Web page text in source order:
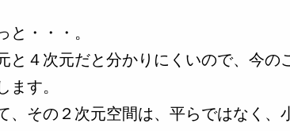
と・・・。
と４次元だと分かりにくいので、今の
ます。
、その２次元空間は、平らではなく、